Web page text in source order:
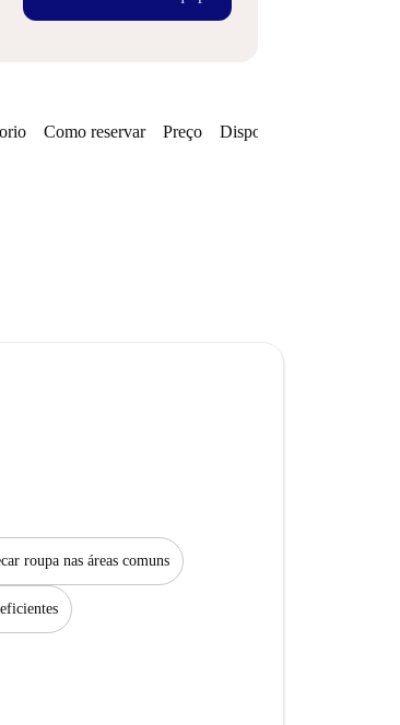
Como reservar Preço Disponibilidades
roupa nas áreas comuns